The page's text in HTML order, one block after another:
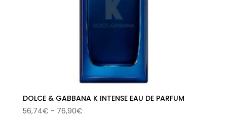
DOLCE & GABBANA K INTENSE EAU DE PARFUM
56,74€ - 76,90€Rango